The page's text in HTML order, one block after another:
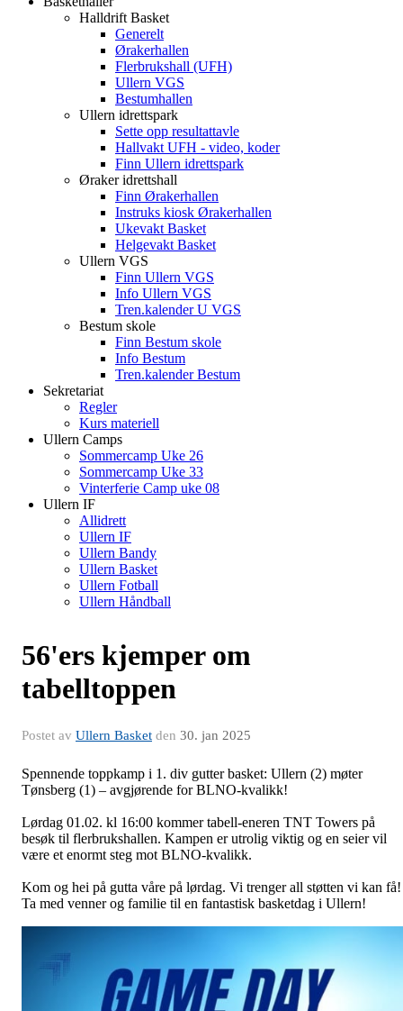
Halldrift Basket
Generelt
Ørakerhallen
Flerbrukshall (UFH)
Ullern VGS
Bestumhallen
Ullern idrettspark
Sette opp resultattavle
Hallvakt UFH - video, koder
Finn Ullern idrettspark
Øraker idrettshall
Finn Ørakerhallen
Instruks kiosk Ørakerhallen
Ukevakt Basket
Helgevakt Basket
Ullern VGS
Finn Ullern VGS
Info Ullern VGS
Tren.kalender U VGS
Bestum skole
Finn Bestum skole
Info Bestum
Tren.kalender Bestum
Sekretariat
Regler
Kurs materiell
Ullern Camps
Sommercamp Uke 26
Sommercamp Uke 33
Vinterferie Camp uke 08
Ullern IF
Allidrett
Ullern IF
Ullern Bandy
Ullern Basket
Ullern Fotball
Ullern Håndball
56'ers kjemper om
tabelltoppen
Postet av Ullern Basket den 30. jan 2025
Spennende toppkamp i 1. div gutter basket: Ullern (2) møter
Tønsberg (1) – avgjørende for BLNO-kvalikk!
Lørdag 01.02. kl 16:00 kommer tabell-eneren TNT Towers på
besøk til flerbrukshallen. Kampen er utrolig viktig og en seier vil
være et enormt steg mot BLNO-kvalikk.
Kom og hei på gutta våre på lørdag. Vi trenger all støtten vi kan få!
Ta med venner og familie til en fantastisk basketdag i Ullern!